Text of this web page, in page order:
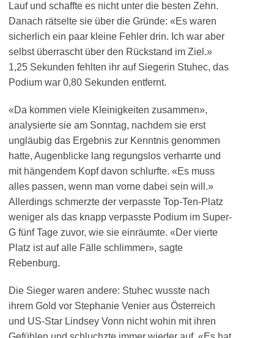
Lauf und schaffte es nicht unter die besten Zehn.
Danach rätselte sie über die Gründe: «Es waren
sicherlich ein paar kleine Fehler drin. Ich war aber
selbst überrascht über den Rückstand im Ziel.»
1,25 Sekunden fehlten ihr auf Siegerin Stuhec, das
Podium war 0,80 Sekunden entfernt.
«Da kommen viele Kleinigkeiten zusammen»,
analysierte sie am Sonntag, nachdem sie erst
ungläubig das Ergebnis zur Kenntnis genommen
hatte, Augenblicke lang regungslos verharrte und
mit hängendem Kopf davon schlurfte. «Es muss
alles passen, wenn man vorne dabei sein will.»
Allerdings schmerzte der verpasste Top-Ten-Platz
weniger als das knapp verpasste Podium im Super-
G fünf Tage zuvor, wie sie einräumte. «Der vierte
Platz ist auf alle Fälle schlimmer», sagte
Rebenburg.
Die Sieger waren andere: Stuhec wusste nach
ihrem Gold vor Stephanie Venier aus Österreich
und US-Star Lindsey Vonn nicht wohin mit ihren